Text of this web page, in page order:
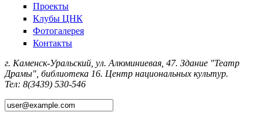
Проекты
Клубы ЦНК
Фотогалерея
Контакты
г. Каменск-Уральский, ул. Алюминиевая, 47. Здание "Театр
Драмы", библиотека 16. Центр национальных культур.
Тел: 8(3439) 530-546